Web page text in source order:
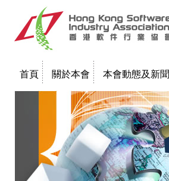
首頁 關於本會 本會動態及新聞
教學簡報